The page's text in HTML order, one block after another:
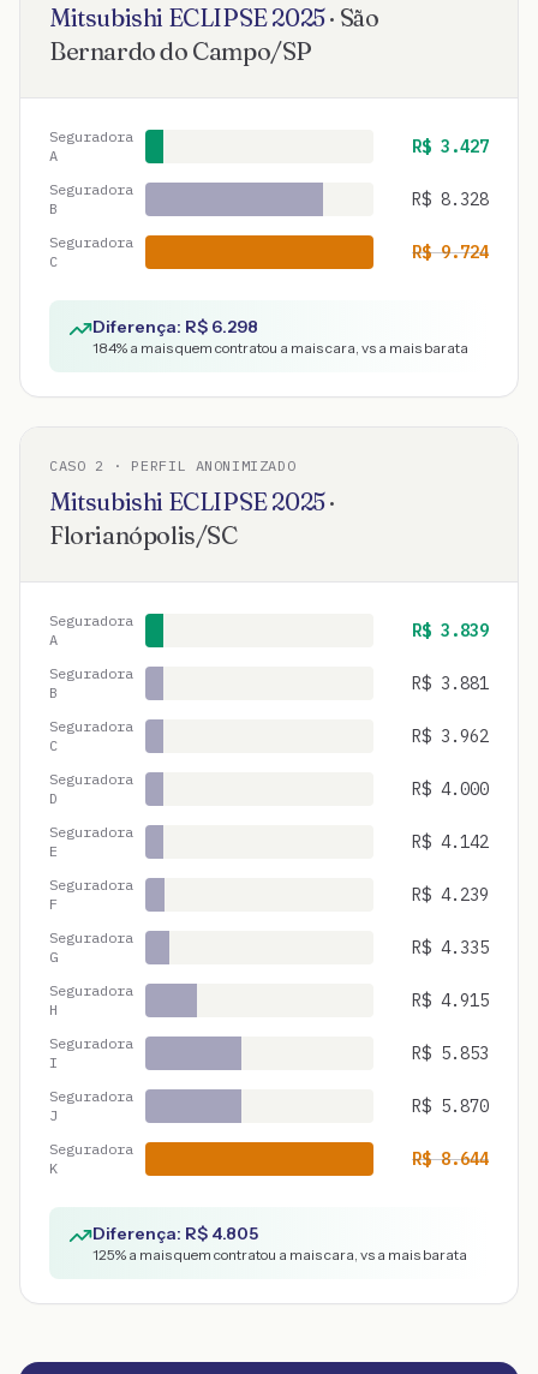
Mitsubishi ECLIPSE2025· São
Bernardo do Campo/SP
Seguradora
A
R$ 3.427
Seguradora
B
R$ 8.328
Seguradora
C
R$9.724
Diferença: R$ 6.298
184% a mais quem contratou a mais cara, vs a mais barata
CASO 2 · PERFIL ANONIMIZADO
Mitsubishi ECLIPSE2025·
Florianópolis/SC
Seguradora
A
R$ 3.839
Seguradora
B
R$ 3.881
Seguradora
C
R$ 3.962
Seguradora
D
R$ 4.000
Seguradora
E
R$ 4.142
Seguradora
F
R$ 4.239
Seguradora
G
R$ 4.335
Seguradora
H
R$ 4.915
Seguradora
I
R$ 5.853
Seguradora
J
R$ 5.870
Seguradora
K
R$8.644
Diferença: R$ 4.805
125% a mais quem contratou a mais cara, vs a mais barata